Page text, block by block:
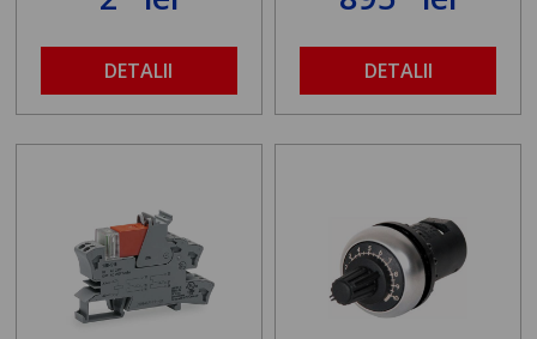
DETALII DETALII